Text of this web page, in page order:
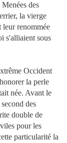
des
la vierge
leur renommée
s'alliaient sous
Occident
la perle
née. Avant le
des
double de
pour les
particularité la